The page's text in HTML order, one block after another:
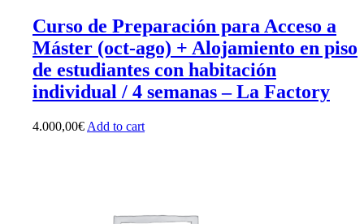
Curso de Preparación para Acceso a
Máster (oct-ago) + Alojamiento en piso
de estudiantes con habitación
individual / 4 semanas – La Factory
4.000,00€ Add to cart